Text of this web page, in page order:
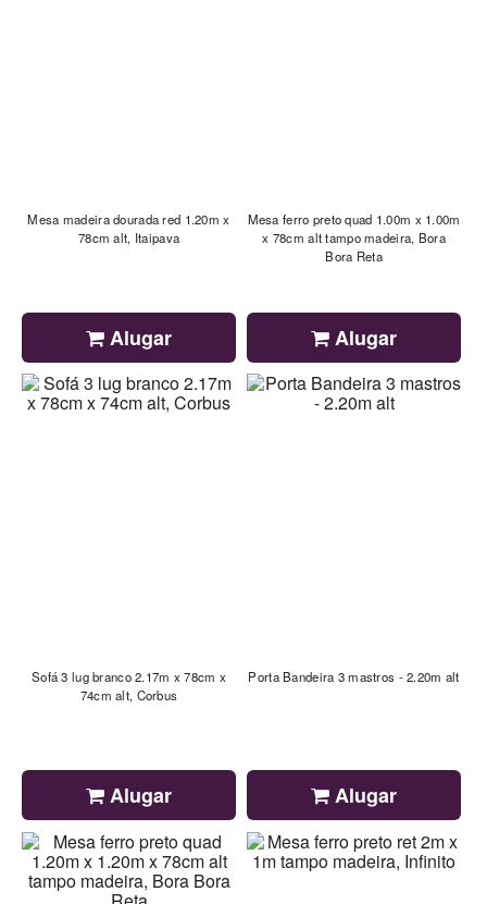
Mesa madeira dourada red 1.20m x
78cm alt, Itaipava
Alugar
Mesa ferro preto quad 1.00m x 1.00m
x 78cm alt tampo madeira, Bora
Bora Reta
Alugar
Sofá 3 lug branco 2.17m x 78cm x
74cm alt, Corbus
Alugar
Porta Bandeira 3 mastros - 2.20m alt
Alugar